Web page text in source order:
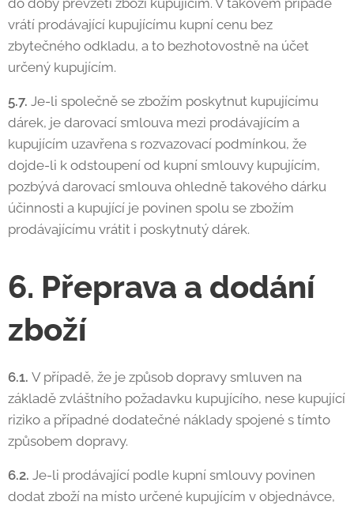
do doby převzetí zboží kupujícím. V takovém případě
vrátí prodávající kupujícímu kupní cenu bez
zbytečného odkladu, a to bezhotovostně na účet
určený kupujícím.
5.7. Je-li společně se zbožím poskytnut kupujícímu
dárek, je darovací smlouva mezi prodávajícím a
kupujícím uzavřena s rozvazovací podmínkou, že
dojde-li k odstoupení od kupní smlouvy kupujícím,
pozbývá darovací smlouva ohledně takového dárku
účinnosti a kupující je povinen spolu se zbožím
prodávajícímu vrátit i poskytnutý dárek.
6. Přeprava a dodání
zboží
6.1. V případě, že je způsob dopravy smluven na
základě zvláštního požadavku kupujícího, nese kupující
riziko a případné dodatečné náklady spojené s tímto
způsobem dopravy.
6.2. Je-li prodávající podle kupní smlouvy povinen
dodat zboží na místo určené kupujícím v objednávce,